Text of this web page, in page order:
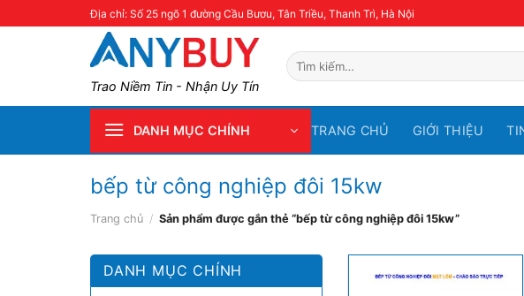
Địa chỉ: Số 25 ngõ 1 đường Cầu Bươu, Tân Triều, Thanh Trì, Hà Nội
Trao Niềm Tin - Nhận Uy Tín
Tìm
kiếm:
DANH MỤC CHÍNH TRANG CHỦ GIỚI THIỆU
bếp từ công nghiệp đôi 15kw
Trang chủ / Sản phẩm được gắn thẻ “bếp từ công nghiệp đôi 15kw”
DANH MỤC CHÍNH